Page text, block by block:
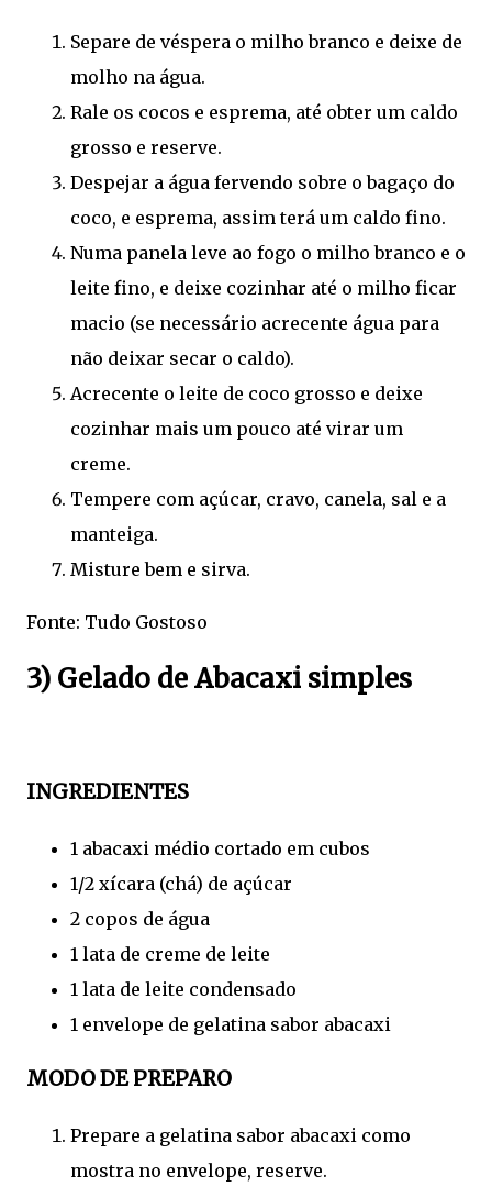
Separe de véspera o milho branco e deixe de
molho na água.
Rale os cocos e esprema, até obter um caldo
grosso e reserve.
Despejar a água fervendo sobre o bagaço do
coco, e esprema, assim terá um caldo fino.
Numa panela leve ao fogo o milho branco e o
leite fino, e deixe cozinhar até o milho ficar
macio (se necessário acrecente água para
não deixar secar o caldo).
Acrecente o leite de coco grosso e deixe
cozinhar mais um pouco até virar um
creme.
Tempere com açúcar, cravo, canela, sal e a
manteiga.
Misture bem e sirva.
Fonte: Tudo Gostoso
3) Gelado de Abacaxi simples
INGREDIENTES
1 abacaxi médio cortado em cubos
1/2 xícara (chá) de açúcar
2 copos de água
1 lata de creme de leite
1 lata de leite condensado
1 envelope de gelatina sabor abacaxi
MODO DE PREPARO
Prepare a gelatina sabor abacaxi como
mostra no envelope, reserve.